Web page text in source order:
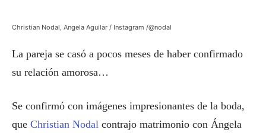
Christian Nodal, Angela Aguilar / Instagram /@nodal
La pareja se casó a pocos meses de haber confirmado
su relación amorosa…
Se confirmó con imágenes impresionantes de la boda,
que Christian Nodal contrajo matrimonio con Ángela